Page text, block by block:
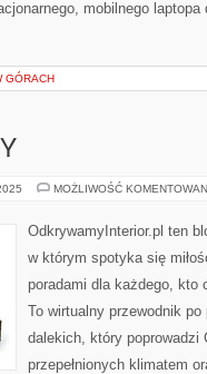
mobilnego
GÓRACH
MOŻLIWOŚĆ
OdkrywamyInterior.pl ten
w którym spotyka się
poradami dla każdego, kto
To wirtualny przewodnik
dalekich, który poprowadzi
przepełnionych klimatem